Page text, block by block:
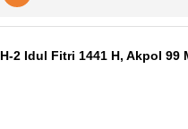
H-2 Idul Fitri 1441 H, Akpol 99